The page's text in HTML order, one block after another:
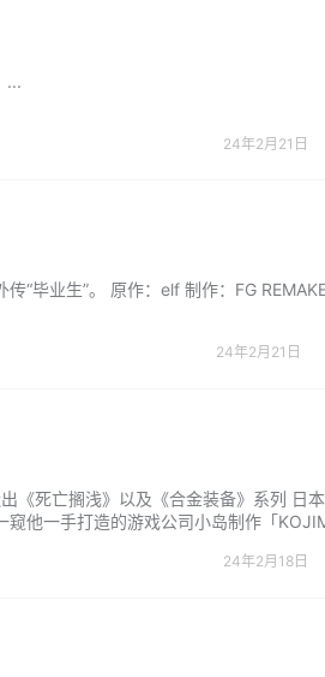
​​​...
24年2月21日
“毕业生”。 原作：elf 制作：FG
24年2月21日
《死亡搁浅》以及《合金装备》系列 日
他一手打造的游戏公司小岛制作「
24年2月18日